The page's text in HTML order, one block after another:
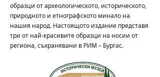
образци от археологическото, историческото,
природното и етнографското минало на
нашия народ. Настоящото издание представя
три от най-красивите образци на носии от
региона, съхранявани в РИМ – Бургас.